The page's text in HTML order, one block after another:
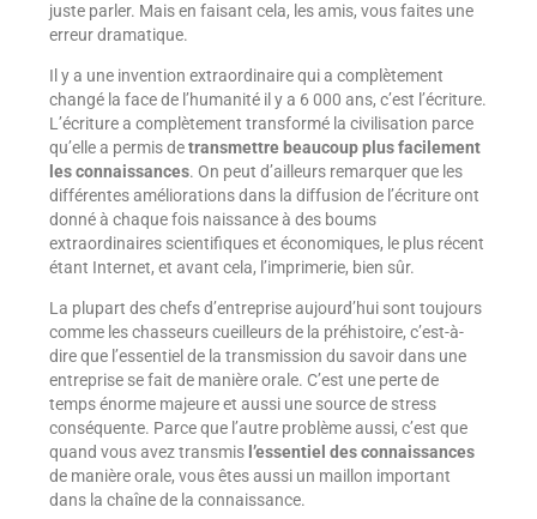
juste parler. Mais en faisant cela, les amis, vous faites une
erreur dramatique.
Il y a une invention extraordinaire qui a complètement
changé la face de l’humanité il y a 6 000 ans, c’est l’écriture.
L’écriture a complètement transformé la civilisation parce
qu’elle a permis detransmettre beaucoup plus facilement
les connaissances. On peut d’ailleurs remarquer que les
différentes améliorations dans la diffusion de l’écriture ont
donné à chaque fois naissance à des boums
extraordinaires scientifiques et économiques, le plus récent
étant Internet, et avant cela, l’imprimerie, bien sûr.
La plupart des chefs d’entreprise aujourd’hui sont toujours
comme les chasseurs cueilleurs de la préhistoire, c’est-à-
dire que l’essentiel de la transmission du savoir dans une
entreprise se fait de manière orale. C’est une perte de
temps énorme majeure et aussi une source de stress
conséquente. Parce que l’autre problème aussi, c’est que
quand vous avez transmis l’essentiel des connaissances
de manière orale, vous êtes aussi un maillon important
dans la chaîne de la connaissance.